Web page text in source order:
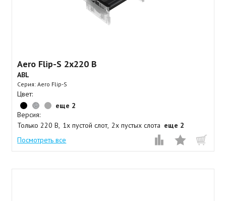
Aero Flip-S 2x220 B
ABL
Серия: Aero Flip-S
Цвет:
еще 2
Версия:
Только 220 В 1x пустой слот 2x пустых слота еще 2
Посмотреть все